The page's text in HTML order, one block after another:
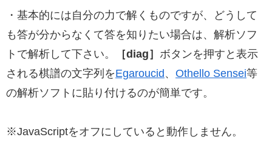
・基本的には自分の力で解くものですが、どうして
も答が分からなくて答を知りたい場合は、解析ソフ
トで解析して下さい。
［diag］ ボタンを押すと表示
される棋譜の文字列をEgaroucid、 Othello Sensei等
の解析ソフトに貼り付けるのが簡単です。
※JavaScriptをオフにしていると動作しません。